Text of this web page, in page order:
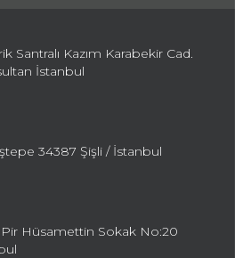
Santralı Kazım Karabekir Cad.
İstanbul
34387 Şişli / İstanbul
Hüsamettin Sokak No:20